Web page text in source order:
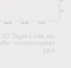
Tage-Linie als
marketmaker
pp4